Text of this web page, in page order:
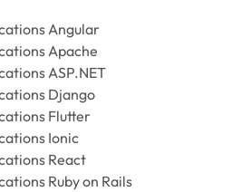
Angular
Apache
ASP.NET
Django
Flutter
Ionic
React
Ruby on Rails